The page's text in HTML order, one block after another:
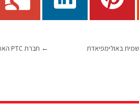
← חברת PTC האמריקאית רוכשת את אניגמה הישראלית
באולימפיאדת